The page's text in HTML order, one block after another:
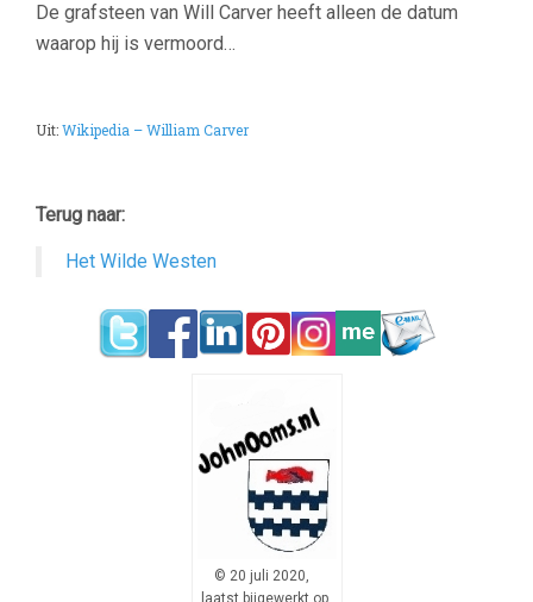
De grafsteen van Will Carver heeft alleen de datum
waarop hij is vermoord…
Uit:Wikipedia – William Carver
Terug naar:
Het Wilde Westen
© 20 juli 2020,